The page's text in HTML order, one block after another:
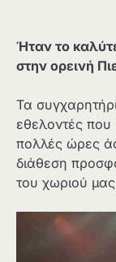
Ήταν το
στην ορεινή
Τα
εθελοντές που
πολλές ώρες
διάθεση
του χωριού